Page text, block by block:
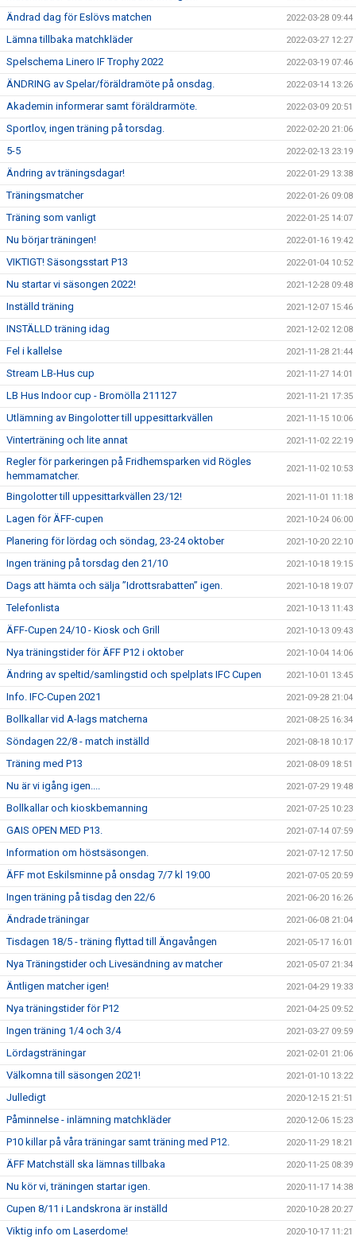
Ändrad dag för Eslövs matchen 2022-03-28 09:44
Lämna tillbaka matchkläder 2022-03-27 12:27
Spelschema Linero IF Trophy 2022 2022-03-19 07:46
ÄNDRING av Spelar/föräldramöte på onsdag. 2022-03-14 13:26
Akademin informerar samt föräldrarmöte. 2022-03-09 20:51
Sportlov, ingen träning på torsdag. 2022-02-20 21:06
5-5 2022-02-13 23:19
Ändring av träningsdagar! 2022-01-29 13:38
Träningsmatcher 2022-01-26 09:08
Träning som vanligt 2022-01-25 14:07
Nu börjar träningen! 2022-01-16 19:42
VIKTIGT! Säsongsstart P13 2022-01-04 10:52
Nu startar vi säsongen 2022! 2021-12-28 09:48
Inställd träning 2021-12-07 15:46
INSTÄLLD träning idag 2021-12-02 12:08
Fel i kallelse 2021-11-28 21:44
Stream LB-Hus cup 2021-11-27 14:01
LB Hus Indoor cup - Bromölla 211127 2021-11-21 17:35
Utlämning av Bingolotter till uppesittarkvällen 2021-11-15 10:06
Vinterträning och lite annat 2021-11-02 22:19
Regler för parkeringen på Fridhemsparken vid Rögles
hemmamatcher.
2021-11-02 10:53
Bingolotter till uppesittarkvällen 23/12! 2021-11-01 11:18
Lagen för ÄFF-cupen 2021-10-24 06:00
Planering för lördag och söndag, 23-24 oktober 2021-10-20 22:10
Ingen träning på torsdag den 21/10 2021-10-18 19:15
Dags att hämta och sälja ”Idrottsrabatten” igen. 2021-10-18 19:07
Telefonlista 2021-10-13 11:43
ÄFF-Cupen 24/10 - Kiosk och Grill 2021-10-13 09:43
Nya träningstider för ÄFF P12 i oktober 2021-10-04 14:06
Ändring av speltid/samlingstid och spelplats IFC Cupen 2021-10-01 13:45
Info. IFC-Cupen 2021 2021-09-28 21:04
Bollkallar vid A-lags matcherna 2021-08-25 16:34
Söndagen 22/8 - match inställd 2021-08-18 10:17
Träning med P13 2021-08-09 18:51
Nu är vi igång igen.... 2021-07-29 19:48
Bollkallar och kioskbemanning 2021-07-25 10:23
GAIS OPEN MED P13. 2021-07-14 07:59
Information om höstsäsongen. 2021-07-12 17:50
ÄFF mot Eskilsminne på onsdag 7/7 kl 19:00 2021-07-05 20:59
Ingen träning på tisdag den 22/6 2021-06-20 16:26
Ändrade träningar 2021-06-08 21:04
Tisdagen 18/5 - träning flyttad till Ängavången 2021-05-17 16:01
Nya Träningstider och Livesändning av matcher 2021-05-07 21:34
Äntligen matcher igen! 2021-04-29 19:33
Nya träningstider för P12 2021-04-25 09:52
Ingen träning 1/4 och 3/4 2021-03-27 09:59
Lördagsträningar 2021-02-01 21:06
Välkomna till säsongen 2021! 2021-01-10 13:22
Julledigt 2020-12-15 21:51
Påminnelse - inlämning matchkläder 2020-12-06 15:23
P10 killar på våra träningar samt träning med P12. 2020-11-29 18:21
ÄFF Matchställ ska lämnas tillbaka 2020-11-25 08:39
Nu kör vi, träningen startar igen. 2020-11-17 14:38
Cupen 8/11 i Landskrona är inställd 2020-10-28 20:27
Viktig info om Laserdome! 2020-10-17 11:21